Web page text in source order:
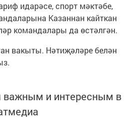
идарәсе, спорт мәктәбе,
Казаннан кайткан
командалары да өстәлгән.
вакыты. Нәтиҗәләре белән
важным и интересным в